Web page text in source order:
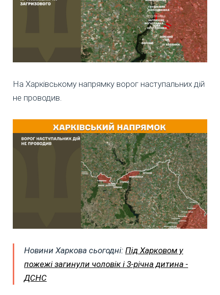
На Харківському напрямку ворог наступальних дій
не проводив.
Новини Харкова сьогодні: Під Харковом у
пожежі загинули чоловік і 3-річна дитина -
ДСНС